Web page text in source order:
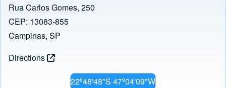
o
k
n
Rua Carlos Gomes, 250
CEP: 13083-855
Campinas, SP
Directions
22º48'48"S 47º04'09"W